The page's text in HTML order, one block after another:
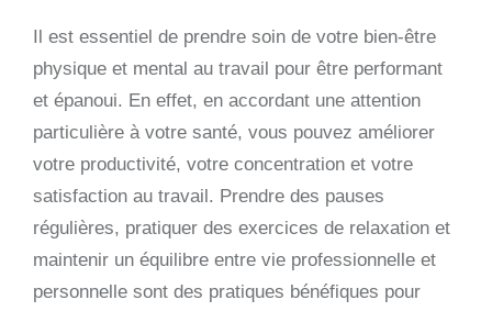
Il est essentiel de prendre soin de votre bien-être
physique et mental au travail pour être performant
et épanoui. En effet, en accordant une attention
particulière à votre santé, vous pouvez améliorer
votre productivité, votre concentration et votre
satisfaction au travail. Prendre des pauses
régulières, pratiquer des exercices de relaxation et
maintenir un équilibre entre vie professionnelle et
personnelle sont des pratiques bénéfiques pour